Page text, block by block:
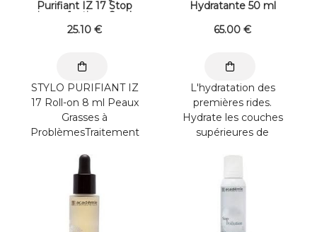
Purifiant IZ 17 Stop
imperfections 8 ml
25.10 €
STYLO PURIFIANT IZ
17 Roll-on 8 ml Peaux
Grasses à
ProblèmesTraitement
les imperfections ...
Hydratante 50 ml
65.00 €
L'hydratation des
premières rides.
Hydrate les couches
supérieures de